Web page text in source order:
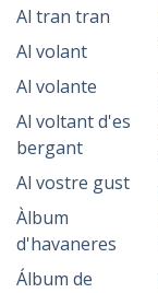
Al tran tran
Al volant
Al volante
Al voltant d'es
bergant
Al vostre gust
Àlbum
d'havaneres
Álbum de